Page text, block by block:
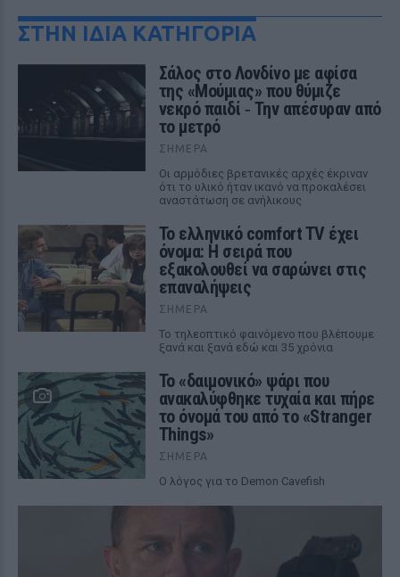
ΣΤΗΝ ΙΔΙΑ ΚΑΤΗΓΟΡΙΑ
Σάλος στο Λονδίνο με αφίσα
της «Μούμιας» που θύμιζε
νεκρό παιδί ‑ Την απέσυραν από
το μετρό
ΣΉΜΕΡΑ
Οι αρμόδιες βρετανικές αρχές έκριναν
ότι το υλικό ήταν ικανό να προκαλέσει
αναστάτωση σε ανήλικους
Το ελληνικό comfort TV έχει
όνομα: Η σειρά που
εξακολουθεί να σαρώνει στις
επαναλήψεις
ΣΉΜΕΡΑ
Το τηλεοπτικό φαινόμενο που βλέπουμε
ξανά και ξανά εδώ και 35 χρόνια
Το «δαιμονικό» ψάρι που
ανακαλύφθηκε τυχαία και πήρε
το όνομά του από το «Stranger
Things»
ΣΉΜΕΡΑ
Ο λόγος για το Demon Cavefish